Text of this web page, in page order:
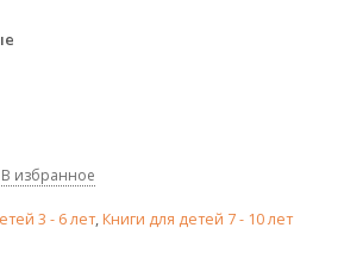
В избранное
3 - 6 лет,Книги для детей 7 - 10 лет